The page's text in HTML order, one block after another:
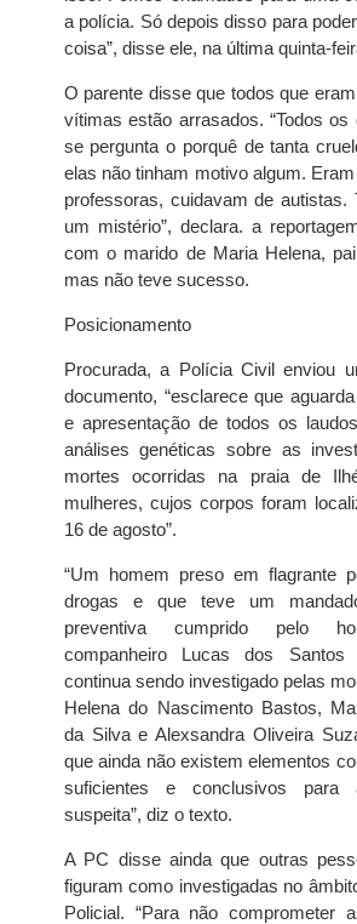
a polícia. Só depois disso para
coisa”, disse ele, na última quinta-
O parente disse que todos que
vítimas estão arrasados. “Todos os
se pergunta o porquê de tanta
elas não tinham motivo algum.
professoras, cuidavam de autistas.
um mistério”, declara. a
com o marido de Maria Helena,
mas não teve sucesso.
Posicionamento
Procurada, a Polícia Civil enviou
documento, “esclarece que
e apresentação de todos os
análises genéticas sobre as
mortes ocorridas na praia de
mulheres, cujos corpos foram
16 de agosto”.
“Um homem preso em flagrante
drogas e que teve um
preventiva cumprido pelo
companheiro Lucas dos Santos
continua sendo investigado pelas
Helena do Nascimento Bastos,
da Silva e Alexsandra Oliveira
que ainda não existem elementos
suficientes e conclusivos para
suspeita”, diz o texto.
A PC disse ainda que outras
figuram como investigadas no
Policial. “Para não comprometer